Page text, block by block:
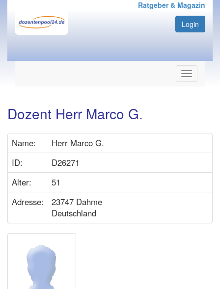
Ratgeber & Magazin
Login
Navigation
ein-/
Dozent Herr Marco G.
Name:
Herr Marco G.
ID:
D26271
Alter:
51
Adresse:
23747 Dahme
Deutschland